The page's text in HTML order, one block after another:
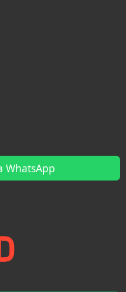
WhatsApp